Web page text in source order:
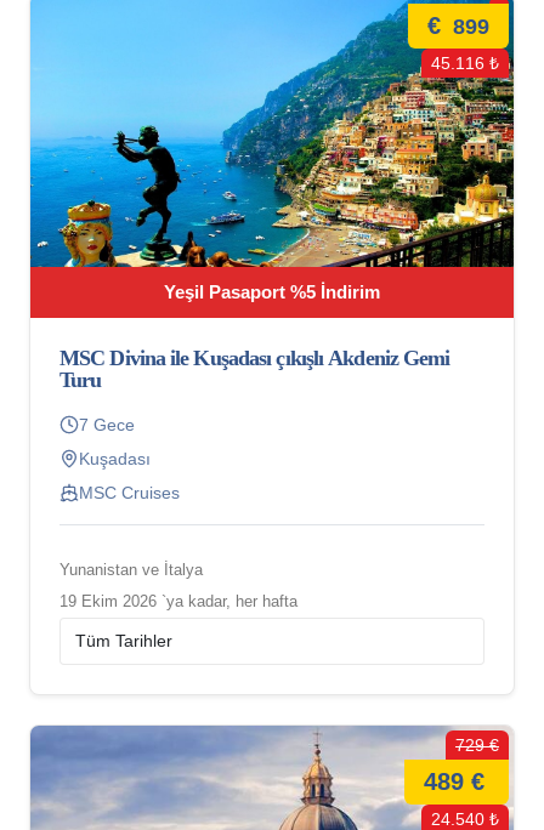
Yeşil Pasaport %5 İndirim
€ 899
45.116 ₺
MSC Divina ile Kuşadası çıkışlı Akdeniz Gemi
Turu
7 Gece
Kuşadası
MSC Cruises
Yunanistan ve İtalya
19 Ekim 2026 `ya kadar, her hafta
729 €
489 €
24.540 ₺